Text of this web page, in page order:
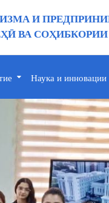
И
ВА
Наука и инновации